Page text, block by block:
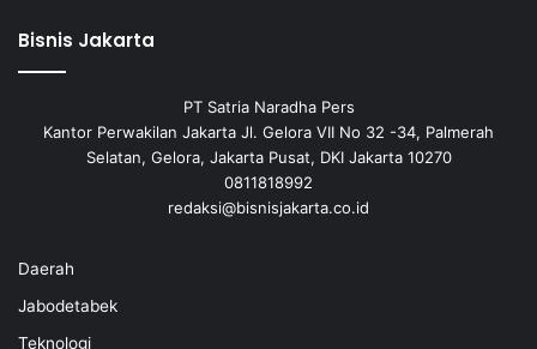
Bisnis Jakarta
PT Satria Naradha Pers
Kantor Perwakilan Jakarta Jl. Gelora VII No 32 -34, Palmerah
Selatan, Gelora, Jakarta Pusat, DKI Jakarta 10270
0811818992
redaksi@bisnisjakarta.co.id
Daerah
Jabodetabek
Teknologi